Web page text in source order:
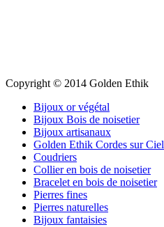
Copyright © 2014 Golden Ethik
Bijoux or végétal
Bijoux Bois de noisetier
Bijoux artisanaux
Golden Ethik Cordes sur Ciel
Coudriers
Collier en bois de noisetier
Bracelet en bois de noisetier
Pierres fines
Pierres naturelles
Bijoux fantaisies